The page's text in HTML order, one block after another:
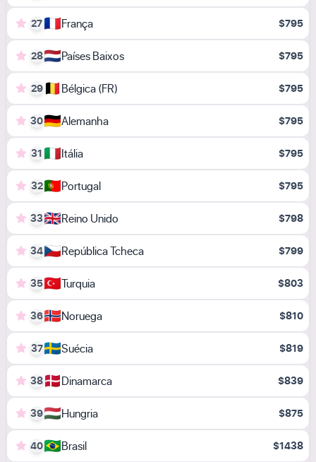
27🇫🇷França $795
28🇳🇱Países Baixos $795
29🇧🇪Bélgica (FR) $795
30🇩🇪Alemanha $795
31🇮🇹Itália $795
32🇵🇹Portugal $795
33🇬🇧Reino Unido $798
34🇨🇿República Tcheca $799
35🇹🇷Turquia $803
36🇳🇴Noruega $810
37🇸🇪Suécia $819
38🇩🇰Dinamarca $839
39🇭🇺Hungria $875
40🇧🇷Brasil $1438